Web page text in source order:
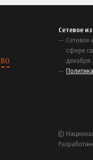
Сетевое
Сетевое
сфере
декабря
©